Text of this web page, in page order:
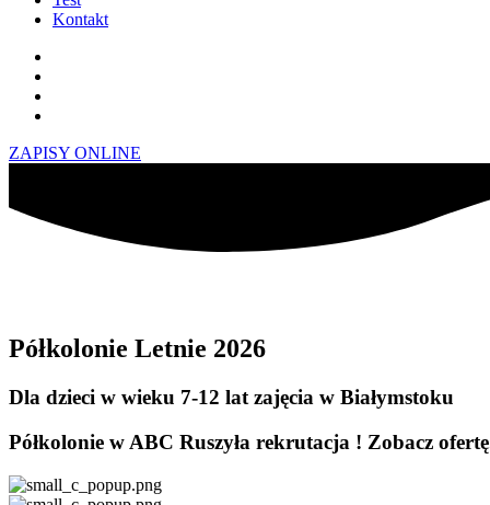
Kontakt
ZAPISY ONLINE
Półkolonie Letnie 2026
Dla dzieci w wieku 7-12 lat zajęcia w Białymstoku
Półkolonie w ABC Ruszyła rekrutacja ! Zobacz